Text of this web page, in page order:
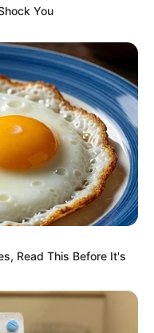
liegenden
zum Lilienstein.
.
You
Read This Before It's